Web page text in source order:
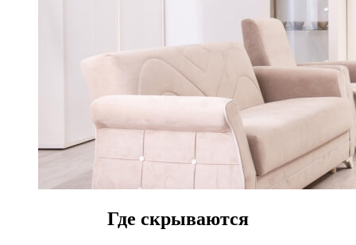
Где скрываются